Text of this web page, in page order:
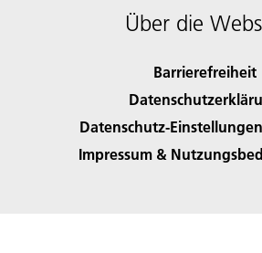
Über die
Barrierefreiheit
Datenschutz-
Impressum &